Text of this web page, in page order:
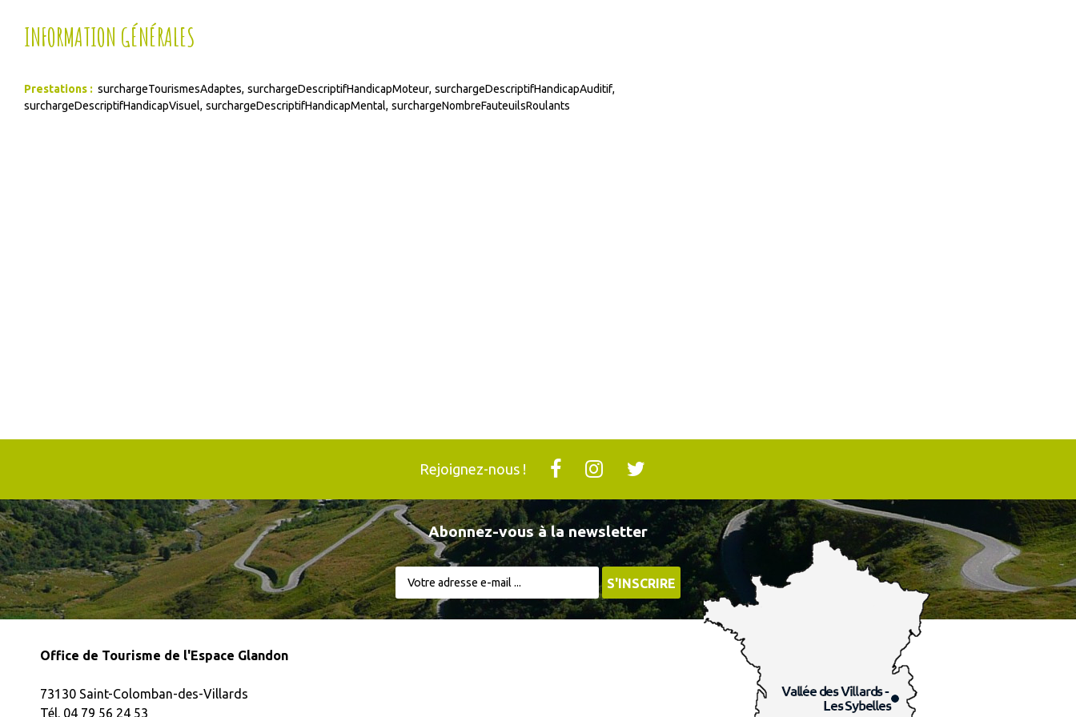
INFORMATION GÉNÉRALES
Prestations : surchargeTourismesAdaptes surchargeDescriptifHandicapMoteur surchargeDescriptifHandicapAuditif
surchargeDescriptifHandicapVisuel surchargeDescriptifHandicapMental surchargeNombreFauteuilsRoulants
Rejoignez-nous !
Abonnez-vous à la newsletter
Office de Tourisme de l'Espace Glandon
73130 Saint-Colomban-des-Villards
Tél. 04 79 56 24 53